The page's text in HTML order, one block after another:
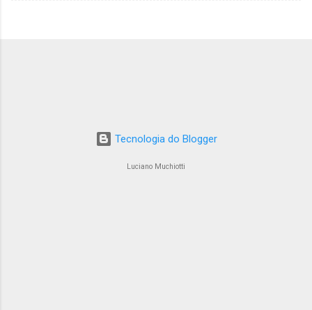
Tecnologia do Blogger
Luciano Muchiotti